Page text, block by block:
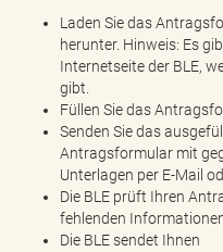
Laden Sie das
herunter. Hinweis: Es
Internetseite der BLE,
gibt.
Füllen Sie das
Senden Sie das
Antragsformular mit
Unterlagen per E-Mail
Die BLE prüft Ihren
fehlenden
Die BLE sendet Ihnen